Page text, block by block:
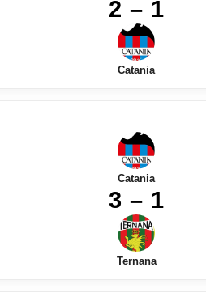
2 – 1
Catania
Catania
3 – 1
Ternana